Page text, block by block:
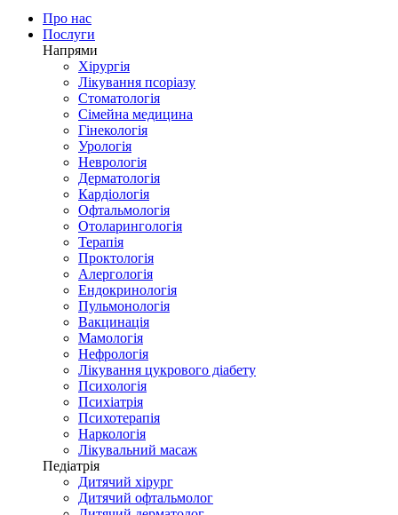
Про нас
Послуги
Напрями
Хірургія
Лікування псоріазу
Стоматологія
Сімейна медицина
Гінекологія
Урологія
Неврологія
Дерматологія
Кардіологія
Офтальмологія
Отоларингологія
Терапія
Проктологія
Алергологія
Ендокринологія
Пульмонологія
Вакцинація
Мамологія
Нефрологія
Лікування цукрового діабету
Психологія
Психіатрія
Психотерапія
Наркологія
Лікувальний масаж
Педіатрія
Дитячий хірург
Дитячий офтальмолог